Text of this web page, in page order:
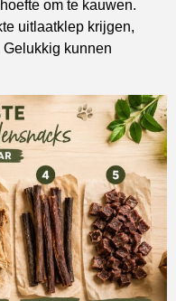
om te kauwen.
uitlaatklep krijgen,
kunnen